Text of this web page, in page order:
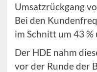
Umsatzrückgang
Bei den
im Schnitt um 43
Der HDE nahm
vor der Runde der